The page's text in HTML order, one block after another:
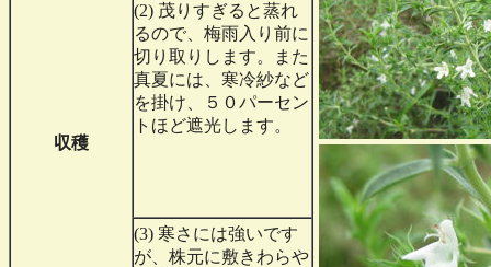
収穫
(2) 茂りすぎると蒸れ
るので、梅雨入り前に
切り取りします。また
真夏には、寒冷紗など
を掛け、５０パーセン
トほど遮光します。
(3) 寒さには強いです
が、株元に敷きわらや